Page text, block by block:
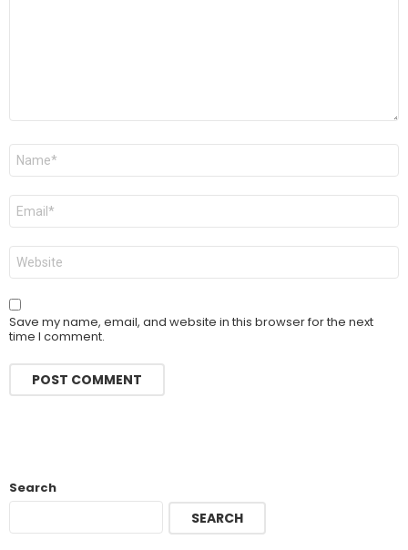
Name
Email
Website
Save my name, email, and website in this browser for the next
time I comment.
Search
SEARCH